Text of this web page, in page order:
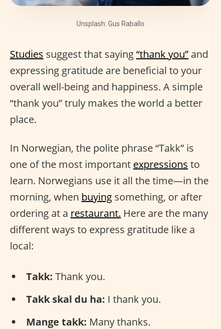
Unsplash: Gus Raballo
Studies suggest that saying“thank you” and
expressing gratitude are beneficial to your
overall well-being and happiness. A simple
“thank you” truly makes the world a better
place.
In Norwegian, the polite phrase “Takk” is
one of the most important expressions to
learn. Norwegians use it all the time—in the
morning, when buying something, or after
ordering at a restaurant. Here are the many
different ways to express gratitude like a
local:
Takk: Thank you.
Takk skal du ha: I thank you.
Mange takk: Many thanks.